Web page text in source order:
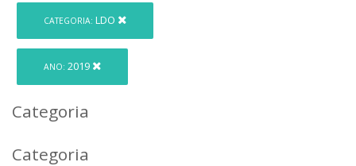
CATEGORIA: LDO
ANO: 2019
Categoria
Categoria